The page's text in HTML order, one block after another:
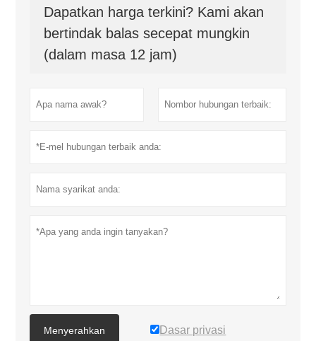
Dapatkan harga terkini? Kami akan
bertindak balas secepat mungkin
(dalam masa 12 jam)
Menyerahkan Dasar privasi